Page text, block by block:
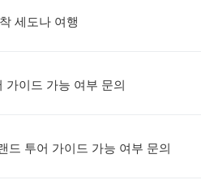
세도나 여행
가이드 가능 여부 문의
투어 가이드 가능 여부 문의